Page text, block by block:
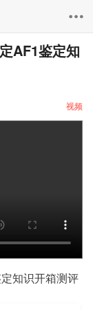
AF1鉴定知
视频
知识开箱测评